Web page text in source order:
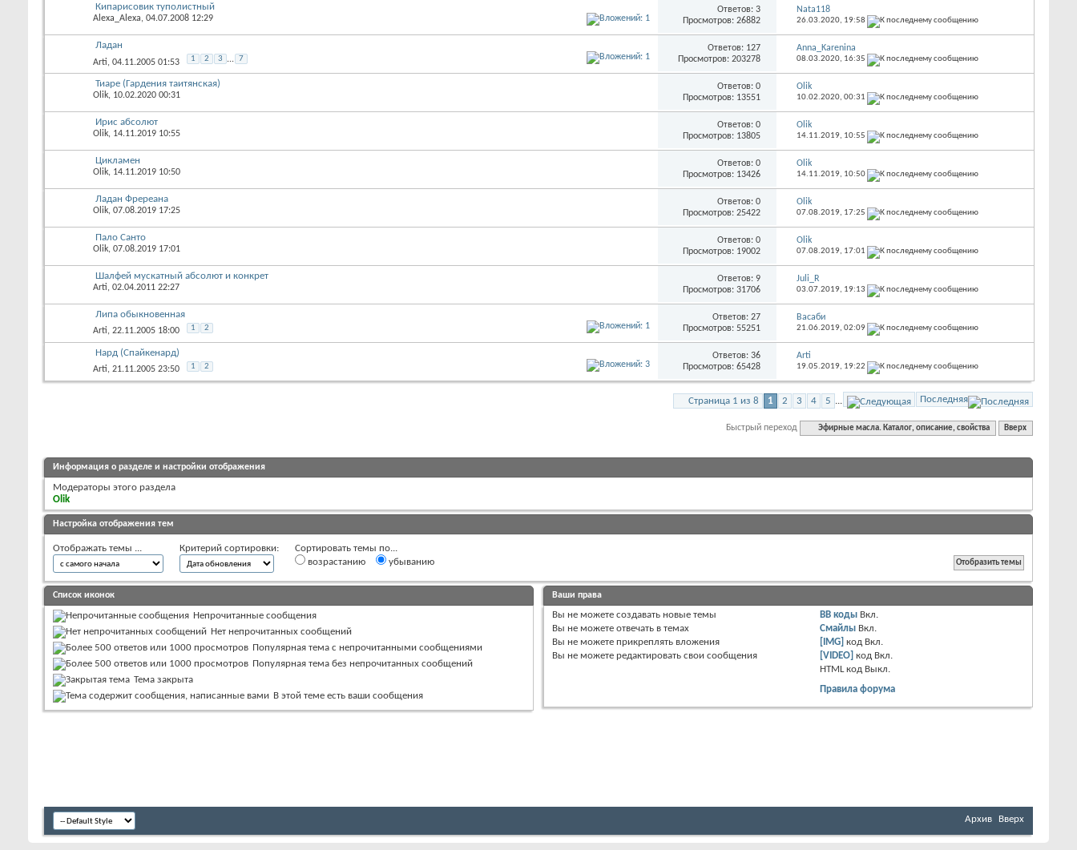
Кипарисовик туполистный
Alexa_Alexa, 04.07.2008 12:29
Ответов: 3
Просмотров: 26882
Nata118
26.03.2020, 19:58
Ладан
Arti, 04.11.2005 01:53 1 2 3 ... 7
Ответов: 127
Просмотров: 203278
Anna_Karenina
08.03.2020, 16:35
Тиаре (Гардения таитянская)
Olik, 10.02.2020 00:31
Ответов: 0
Просмотров: 13551
Olik
10.02.2020, 00:31
Ирис абсолют
Olik, 14.11.2019 10:55
Ответов: 0
Просмотров: 13805
Olik
14.11.2019, 10:55
Цикламен
Olik, 14.11.2019 10:50
Ответов: 0
Просмотров: 13426
Olik
14.11.2019, 10:50
Ладан Фререана
Olik, 07.08.2019 17:25
Ответов: 0
Просмотров: 25422
Olik
07.08.2019, 17:25
Пало Санто
Olik, 07.08.2019 17:01
Ответов: 0
Просмотров: 19002
Olik
07.08.2019, 17:01
Шалфей мускатный абсолют и конкрет
Arti, 02.04.2011 22:27
Ответов: 9
Просмотров: 31706
Juli_R
03.07.2019, 19:13
Липа обыкновенная
Arti, 22.11.2005 18:00 1 2
Ответов: 27
Просмотров: 55251
Васаби
21.06.2019, 02:09
Нард (Спайкенард)
Arti, 21.11.2005 23:50 1 2
Ответов: 36
Просмотров: 65428
Arti
19.05.2019, 19:22
Страница 1 из 8 1 2 3 4 5 ... Последняя
Быстрый переход Эфирные масла. Каталог, описание, свойства Вверх
Информация о разделе и настройки отображения
Модераторы этого раздела
Olik
Настройка отображения тем
Отображать темы ... Критерий сортировки:
Сортировать темы по...
возрастанию
убыванию
Список иконок
Непрочитанные сообщения
Нет непрочитанных сообщений
Популярная тема с непрочитанными сообщениями
Популярная тема без непрочитанных сообщений
Тема закрыта
В этой теме есть ваши сообщения
Ваши права
Вы не можете создавать новые темы
Вы не можете отвечать в темах
Вы не можете прикреплять вложения
Вы не можете редактировать свои сообщения
BB коды Вкл.
Смайлы Вкл.
[IMG] код Вкл.
[VIDEO] код Вкл.
HTML код Выкл.
Правила форума
Архив Вверх